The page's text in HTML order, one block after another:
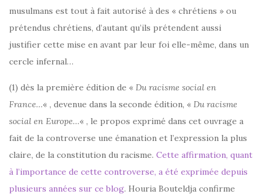
musulmans est tout à fait autorisé à des « chrétiens » ou
prétendus chrétiens, d’autant qu’ils prétendent aussi
justifier cette mise en avant par leur foi elle-même, dans un
cercle infernal…
(1) dès la première édition de « Du racisme social en
France…« , devenue dans la seconde édition, « Du racisme
social en Europe…« , le propos exprimé dans cet ouvrage a
fait de la controverse une émanation et l’expression la plus
claire, de la constitution du racisme. Cette affirmation, quant
à l’importance de cette controverse, a été exprimée depuis
plusieurs années sur ce blog. Houria Bouteldja confirme